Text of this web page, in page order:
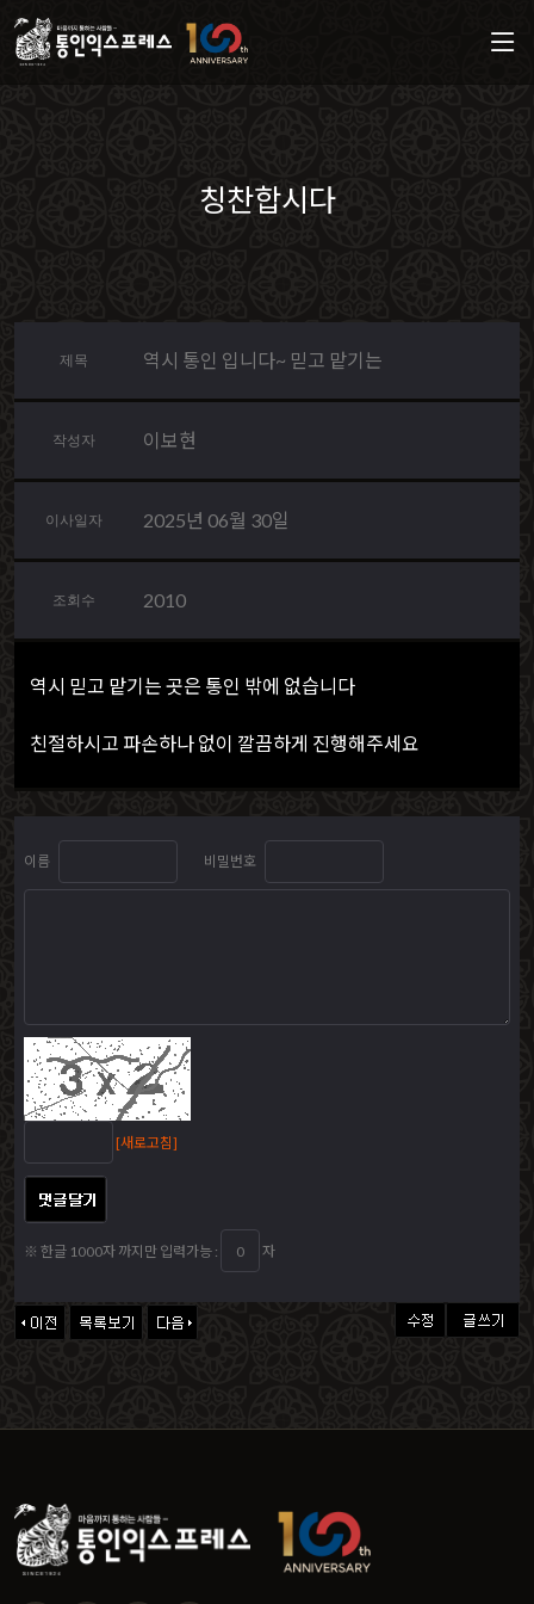
칭찬합시다
제목 역시 통인 입니다~ 믿고 맡기는
작성자 이보현
이사일자 2025년 06월 30일
조회수 2010
역시 믿고 맡기는 곳은 통인 밖에 없습니다
친절하시고 파손하나 없이 깔끔하게 진행해주세요
이름 비밀번호
[새로고침]
※ 한글 1000자 까지만 입력가능 : 자